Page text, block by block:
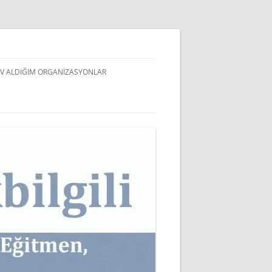
ALDIĞIM ORGANIZASYONLAR